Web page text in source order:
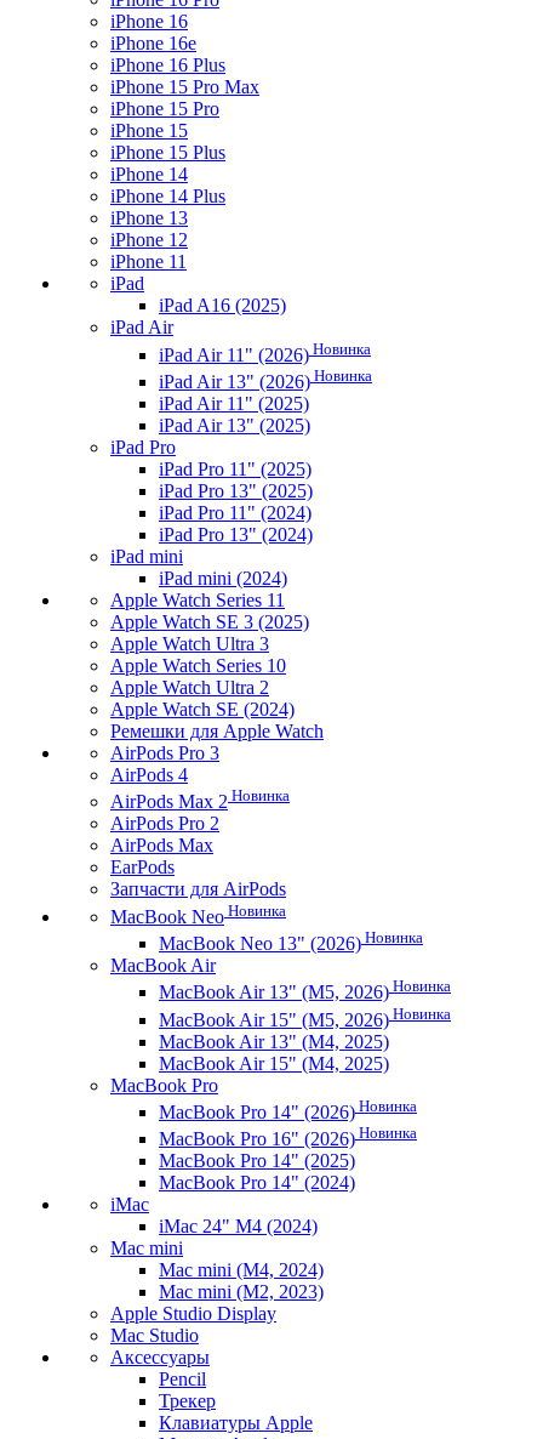
iPhone 16
iPhone 16e
iPhone 16 Plus
iPhone 15 Pro Max
iPhone 15 Pro
iPhone 15
iPhone 15 Plus
iPhone 14
iPhone 14 Plus
iPhone 13
iPhone 12
iPhone 11
iPad
iPad A16 (2025)
iPad Air
iPad Air 11" (2026) Новинка
iPad Air 13" (2026) Новинка
iPad Air 11" (2025)
iPad Air 13" (2025)
iPad Pro
iPad Pro 11" (2025)
iPad Pro 13" (2025)
iPad Pro 11" (2024)
iPad Pro 13" (2024)
iPad mini
iPad mini (2024)
Apple Watch Series 11
Apple Watch SE 3 (2025)
Apple Watch Ultra 3
Apple Watch Series 10
Apple Watch Ultra 2
Apple Watch SE (2024)
Ремешки для Apple Watch
AirPods Pro 3
AirPods 4
AirPods Max 2 Новинка
AirPods Pro 2
AirPods Max
EarPods
Запчасти для AirPods
MacBook Neo Новинка
MacBook Neo 13" (2026) Новинка
MacBook Air
MacBook Air 13" (M5, 2026) Новинка
MacBook Air 15" (M5, 2026) Новинка
MacBook Air 13" (M4, 2025)
MacBook Air 15" (M4, 2025)
MacBook Pro
MacBook Pro 14" (2026) Новинка
MacBook Pro 16" (2026) Новинка
MacBook Pro 14" (2025)
MacBook Pro 14" (2024)
iMac
iMac 24" M4 (2024)
Mac mini
Mac mini (M4, 2024)
Mac mini (M2, 2023)
Apple Studio Display
Mac Studio
Аксессуары
Pencil
Трекер
Клавиатуры Apple